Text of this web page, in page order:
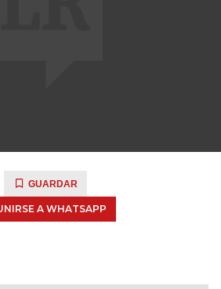
GUARDAR
A WHATSAPP